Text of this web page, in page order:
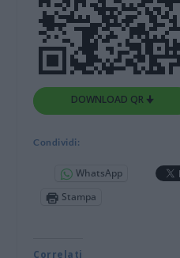
DOWNLOAD QR 🠋
Condividi:
WhatsApp
Stampa
Correlati